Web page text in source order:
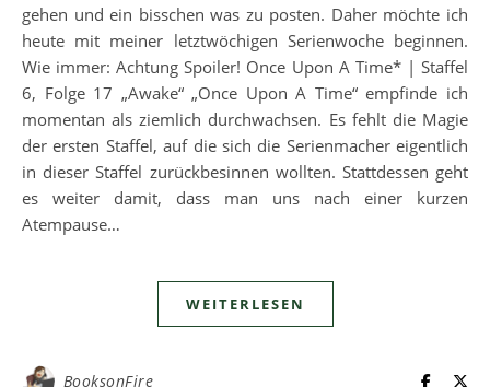
gehen und ein bisschen was zu posten. Daher möchte ich
heute mit meiner letztwöchigen Serienwoche beginnen.
Wie immer: Achtung Spoiler! Once Upon A Time* | Staffel
6, Folge 17 „Awake“ „Once Upon A Time“ empfinde ich
momentan als ziemlich durchwachsen. Es fehlt die Magie
der ersten Staffel, auf die sich die Serienmacher eigentlich
in dieser Staffel zurückbesinnen wollten. Stattdessen geht
es weiter damit, dass man uns nach einer kurzen
Atempause…
WEITERLESEN
BooksonFire